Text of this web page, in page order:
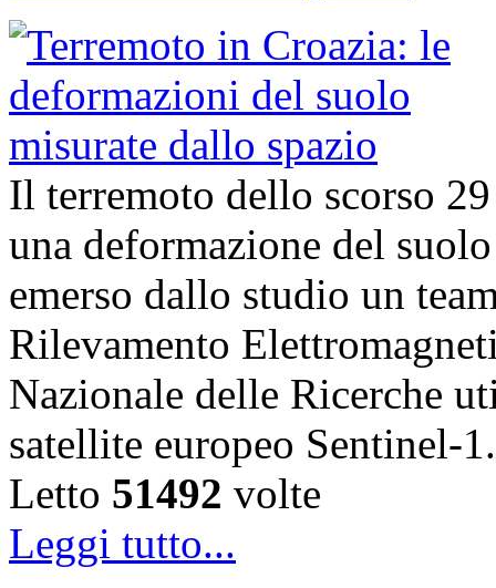
Il terremoto dello scorso
una deformazione del
emerso dallo studio un
Rilevamento
Nazionale delle Ricerche
satellite europeo
Letto 51492 volte
Leggi tutto...